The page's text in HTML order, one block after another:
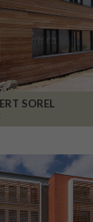
SOREL